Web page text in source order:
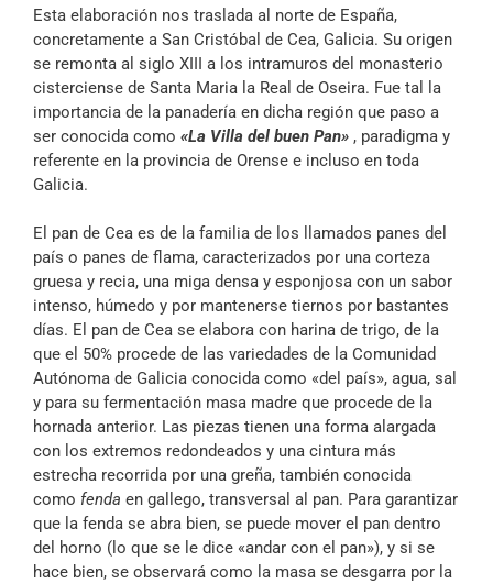
Esta elaboración nos traslada al norte de España,
concretamente a San Cristóbal de Cea, Galicia. Su origen
se remonta al siglo XIII a los intramuros del monasterio
cisterciense de Santa Maria la Real de Oseira. Fue tal la
importancia de la panadería en dicha región que paso a
ser conocida como «La Villa del buen Pan» , paradigma y
referente en la provincia de Orense e incluso en toda
Galicia.
El pan de Cea es de la familia de los llamados panes del
país o panes de flama, caracterizados por una corteza
gruesa y recia, una miga densa y esponjosa con un sabor
intenso, húmedo y por mantenerse tiernos por bastantes
días. El pan de Cea se elabora con harina de trigo, de la
que el 50% procede de las variedades de la Comunidad
Autónoma de Galicia conocida como «del país», agua, sal
y para su fermentación masa madre que procede de la
hornada anterior. Las piezas tienen una forma alargada
con los extremos redondeados y una cintura más
estrecha recorrida por una greña, también conocida
como fenda en gallego, transversal al pan. Para garantizar
que la fenda se abra bien, se puede mover el pan dentro
del horno (lo que se le dice «andar con el pan»), y si se
hace bien, se observará como la masa se desgarra por la